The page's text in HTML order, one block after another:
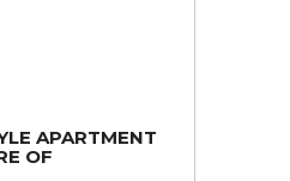
APARTMENT
OF